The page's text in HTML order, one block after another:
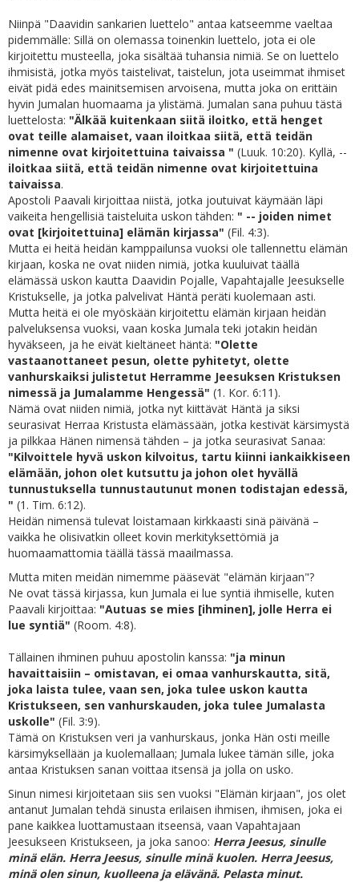
Niinpä "Daavidin sankarien luettelo" antaa katseemme vaeltaa
pidemmälle: Sillä on olemassa toinenkin luettelo, jota ei ole
kirjoitettu musteella, joka sisältää tuhansia nimiä. Se on luettelo
ihmisistä, jotka myös taistelivat, taistelun, jota useimmat ihmiset
eivät pidä edes mainitsemisen arvoisena, mutta joka on erittäin
hyvin Jumalan huomaama ja ylistämä. Jumalan sana puhuu tästä
luettelosta: "Älkää kuitenkaan siitä iloitko, että henget
ovat teille alamaiset, vaan iloitkaa siitä, että teidän
nimenne ovat kirjoitettuina taivaissa " (Luuk. 10:20). Kyllä, --
iloitkaa siitä, että teidän nimenne ovat kirjoitettuina
taivaissa.
Apostoli Paavali kirjoittaa niistä, jotka joutuivat käymään läpi
vaikeita hengellisiä taisteluita uskon tähden: " -- joiden nimet
ovat [kirjoitettuina] elämän kirjassa" (Fil. 4:3).
Mutta ei heitä heidän kamppailunsa vuoksi ole tallennettu elämän
kirjaan, koska ne ovat niiden nimiä, jotka kuuluivat täällä
elämässä uskon kautta Daavidin Pojalle, Vapahtajalle Jeesukselle
Kristukselle, ja jotka palvelivat Häntä peräti kuolemaan asti.
Mutta heitä ei ole myöskään kirjoitettu elämän kirjaan heidän
palveluksensa vuoksi, vaan koska Jumala teki jotakin heidän
hyväkseen, ja he eivät kieltäneet häntä: "Olette
vastaanottaneet pesun, olette pyhitetyt, olette
vanhurskaiksi julistetut Herramme Jeesuksen Kristuksen
nimessä ja Jumalamme Hengessä" (1. Kor. 6:11).
Nämä ovat niiden nimiä, jotka nyt kiittävät Häntä ja siksi
seurasivat Herraa Kristusta elämässään, jotka kestivät kärsimystä
ja pilkkaa Hänen nimensä tähden – ja jotka seurasivat Sanaa:
"Kilvoittele hyvä uskon kilvoitus, tartu kiinni iankaikkiseen
elämään, johon olet kutsuttu ja johon olet hyvällä
tunnustuksella tunnustautunut monen todistajan edessä,
" (1. Tim. 6:12).
Heidän nimensä tulevat loistamaan kirkkaasti sinä päivänä –
vaikka he olisivatkin olleet kovin merkityksettömiä ja
huomaamattomia täällä tässä maailmassa.
Mutta miten meidän nimemme pääsevät "elämän kirjaan"?
Ne ovat tässä kirjassa, kun Jumala ei lue syntiä ihmiselle, kuten
Paavali kirjoittaa: "Autuas se mies [ihminen], jolle Herra ei
lue syntiä" (Room. 4:8).
Tällainen ihminen puhuu apostolin kanssa: "ja minun
havaittaisiin – omistavan, ei omaa vanhurskautta, sitä,
joka laista tulee, vaan sen, joka tulee uskon kautta
Kristukseen, sen vanhurskauden, joka tulee Jumalasta
uskolle" (Fil. 3:9).
Tämä on Kristuksen veri ja vanhurskaus, jonka Hän osti meille
kärsimyksellään ja kuolemallaan; Jumala lukee tämän sille, joka
antaa Kristuksen sanan voittaa itsensä ja jolla on usko.
Sinun nimesi kirjoitetaan siis sen vuoksi "Elämän kirjaan", jos olet
antanut Jumalan tehdä sinusta erilaisen ihmisen, ihmisen, joka ei
pane kaikkea luottamustaan itseensä, vaan Vapahtajaan
Jeesukseen Kristukseen, ja joka sanoo: Herra Jeesus, sinulle
minä elän. Herra Jeesus, sinulle minä kuolen. Herra Jeesus,
minä olen sinun, kuolleena ja elävänä. Pelasta minut.